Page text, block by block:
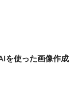
を使った画像作成